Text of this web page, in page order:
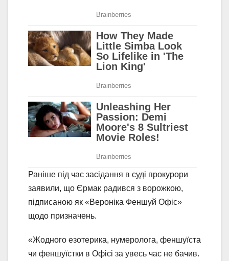
Раніше під час засідання в суді прокурори
заявили, що Єрмак радився з ворожкою,
підписаною як «Вероніка Феншуй Офіс»
щодо призначень.
«Жодного езотерика, нумеролога, феншуїста
чи феншуїстки в Офісі за увесь час не бачив.